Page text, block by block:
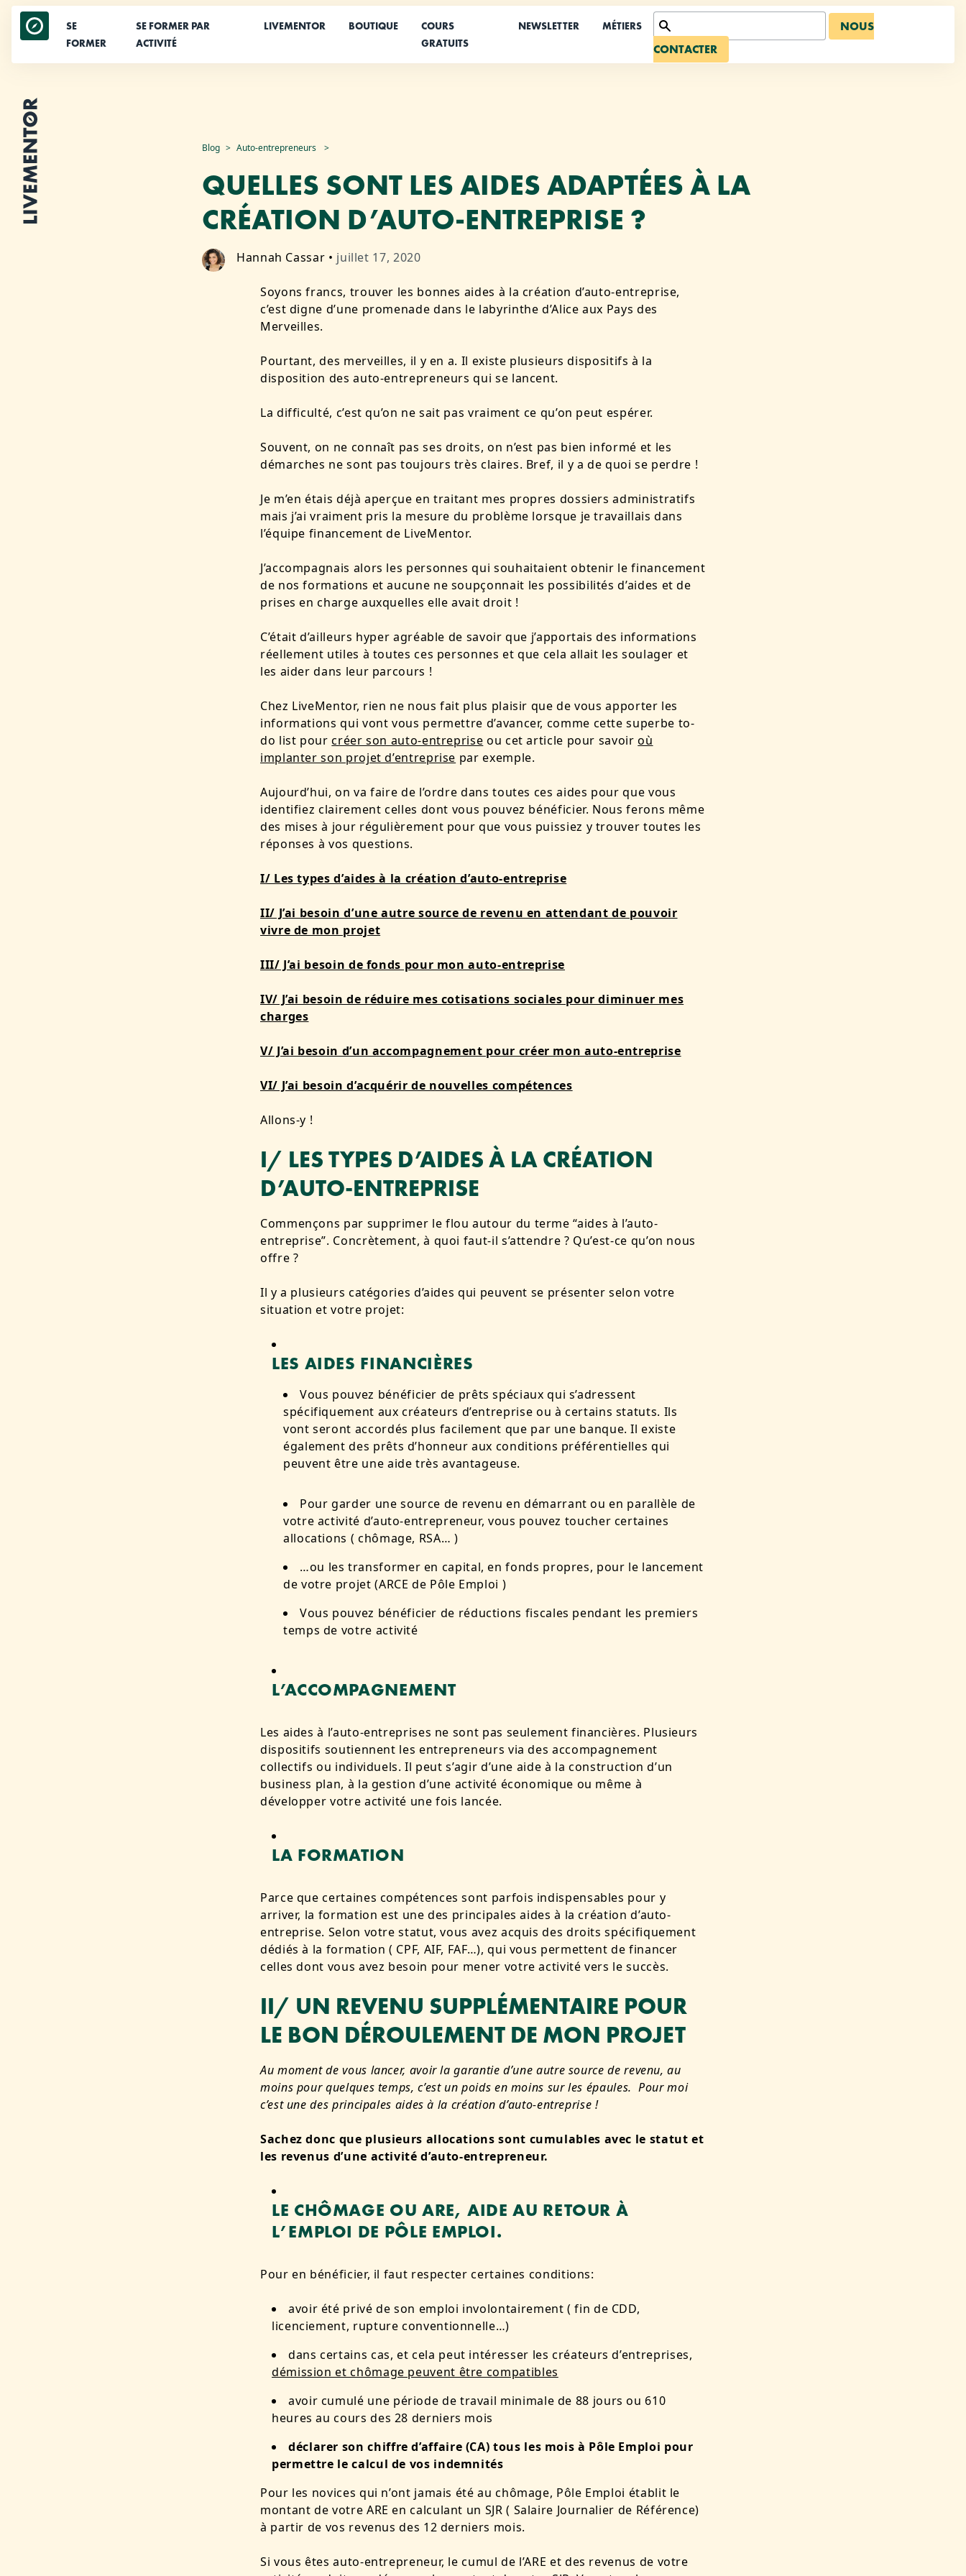
Aller
contenu
SE
FORMER
SE FORMER PAR
ACTIVITÉ
LIVEMENTOR BOUTIQUE
COURS
GRATUITS
NEWSLETTER MÉTIERS
NOUS
CONTACTER
Blog Auto-entrepreneurs
QUELLES SONT LES AIDES ADAPTÉES À LA
CRÉATION D’AUTO-ENTREPRISE ?
Hannah Cassar • juillet 17, 2020
Soyons francs, trouver les bonnes aides à la création d’auto-entreprise,
c’est digne d’une promenade dans le labyrinthe d’Alice aux Pays des
Merveilles.
Pourtant, des merveilles, il y en a. Il existe plusieurs dispositifs à la
disposition des auto-entrepreneurs qui se lancent.
La difficulté, c’est qu’on ne sait pas vraiment ce qu’on peut espérer.
Souvent, on ne connaît pas ses droits, on n’est pas bien informé et les
démarches ne sont pas toujours très claires. Bref, il y a de quoi se perdre !
Je m’en étais déjà aperçue en traitant mes propres dossiers administratifs
mais j’ai vraiment pris la mesure du problème lorsque je travaillais dans
l’équipe financement de LiveMentor.
J’accompagnais alors les personnes qui souhaitaient obtenir le financement
de nos formations et aucune ne soupçonnait les possibilités d’aides et de
prises en charge auxquelles elle avait droit !
C’était d’ailleurs hyper agréable de savoir que j’apportais des informations
réellement utiles à toutes ces personnes et que cela allait les soulager et
les aider dans leur parcours !
Chez LiveMentor, rien ne nous fait plus plaisir que de vous apporter les
informations qui vont vous permettre d’avancer, comme cette superbe to-
do list pourcréer son auto-entreprise ou cet article pour savoiroù
implanter son projet d’entreprise par exemple.
Aujourd’hui, on va faire de l’ordre dans toutes ces aides pour que vous
identifiez clairement celles dont vous pouvez bénéficier. Nous ferons même
des mises à jour régulièrement pour que vous puissiez y trouver toutes les
réponses à vos questions.
I/ Les types d’aides à la création d’auto-entreprise
II/ J’ai besoin d’une autre source de revenu en attendant de pouvoir
vivre de mon projet
III/ J’ai besoin de fonds pour mon auto-entreprise
IV/ J’ai besoin de réduire mes cotisations sociales pour diminuer mes
charges
V/ J’ai besoin d’un accompagnement pour créer mon auto-entreprise
VI/ J’ai besoin d’acquérir de nouvelles compétences
Allons-y !
I/ LES TYPES D’AIDES À LA CRÉATION
D’AUTO-ENTREPRISE
Commençons par supprimer le flou autour du terme “aides à l’auto-
entreprise”. Concrètement, à quoi faut-il s’attendre ? Qu’est-ce qu’on nous
offre ?
Il y a plusieurs catégories d’aides qui peuvent se présenter selon votre
situation et votre projet:
LES AIDES FINANCIÈRES
Vous pouvez bénéficier de prêts spéciaux qui s’adressent
spécifiquement aux créateurs d’entreprise ou à certains statuts. Ils
vont seront accordés plus facilement que par une banque.Il existe
également des prêts d’honneur aux conditions préférentielles qui
peuvent être une aide très avantageuse.
Pour garder une source de revenu en démarrant ou en parallèle de
votre activité d’auto-entrepreneur, vous pouvez toucher certaines
allocations ( chômage, RSA… )
…ou les transformer en capital, en fonds propres, pour le lancement
de votre projet (ARCE de Pôle Emploi )
Vous pouvez bénéficier de réductions fiscales pendant les premiers
temps de votre activité
L’ACCOMPAGNEMENT
Les aides à l’auto-entreprises ne sont pas seulement financières. Plusieurs
dispositifs soutiennent les entrepreneurs via des accompagnement
collectifs ou individuels. Il peut s’agir d’une aide à la construction d’un
business plan, à la gestion d’une activité économique ou même à
développer votre activité une fois lancée.
LA FORMATION
Parce que certaines compétences sont parfois indispensables pour y
arriver, la formation est une des principales aides à la création d’auto-
entreprise. Selon votre statut, vous avez acquis des droits spécifiquement
dédiés à la formation ( CPF, AIF, FAF…), qui vous permettent de financer
celles dont vous avez besoin pour mener votre activité vers le succès.
II/ UN REVENU SUPPLÉMENTAIRE POUR
LE BON DÉROULEMENT DE MON PROJET
Au moment de vous lancer, avoir la garantie d’une autre source de revenu, au
moins pour quelques temps, c’est un poids en moins sur les épaules. Pour moi
c’est une des principales aides à la création d’auto-entreprise !
Sachez donc que plusieurs allocations sont cumulables avec le statut et
les revenus d’une activité d’auto-entrepreneur.
LE CHÔMAGE OU ARE, AIDE AU RETOUR À
L’EMPLOI DE PÔLE EMPLOI.
Pour en bénéficier, il faut respecter certaines conditions:
avoir été privé de son emploi involontairement ( fin de CDD,
licenciement, rupture conventionnelle…)
dans certains cas, et cela peut intéresser les créateurs d’entreprises,
démission et chômage peuvent être compatibles
avoir cumulé une période de travail minimale de 88 jours ou 610
heures au cours des 28 derniers mois
déclarer son chiffre d’affaire (CA) tous les mois à Pôle Emploi pour
permettre le calcul de vos indemnités
Pour les novices qui n’ont jamais été au chômage, Pôle Emploi établit le
montant de votre ARE en calculant un SJR ( Salaire Journalier de Référence)
à partir de vos revenus des 12 derniers mois.
Si vous êtes auto-entrepreneur, le cumul de l’ARE et des revenus de votre